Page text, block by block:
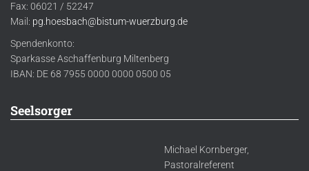
Fax: 06021 / 52247
Mail: pg.hoesbach@bistum-wuerzburg.de
Spendenkonto:
Sparkasse Aschaffenburg Miltenberg
IBAN: DE 68 7955 0000 0000 0500 05
Seelsorger
Michael Kornberger,
Pastoralreferent